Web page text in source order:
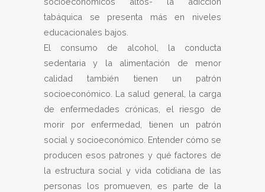
tabáquica se presenta más en niveles
educacionales bajos.
El consumo de alcohol, la conducta
sedentaria y la alimentación de menor
calidad también tienen un patrón
socioeconómico. La salud general, la carga
de enfermedades crónicas, el riesgo de
morir por enfermedad, tienen un patrón
social y socioeconómico. Entender cómo se
producen esos patrones y qué factores de
la estructura social y vida cotidiana de las
personas los promueven, es parte de la